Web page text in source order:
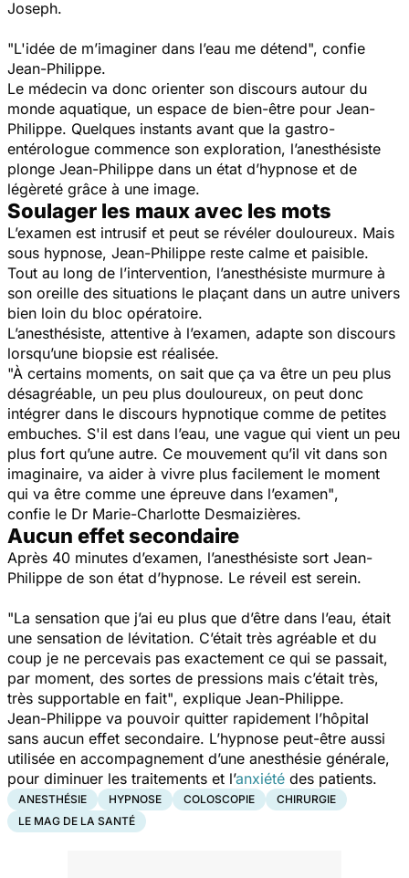
Joseph.
"L'idée de m’imaginer dans l’eau me détend", confie
Jean-Philippe.
Le médecin va donc orienter son discours autour du
monde aquatique, un espace de bien-être pour Jean-
Philippe. Quelques instants avant que la gastro-
entérologue commence son exploration, l’anesthésiste
plonge Jean-Philippe dans un état d’hypnose et de
légèreté grâce à une image.
Soulager les maux avec les mots
L’examen est intrusif et peut se révéler douloureux. Mais
sous hypnose, Jean-Philippe reste calme et paisible.
Tout au long de l’intervention, l’anesthésiste murmure à
son oreille des situations le plaçant dans un autre univers
bien loin du bloc opératoire.
L’anesthésiste, attentive à l’examen, adapte son discours
lorsqu’une biopsie est réalisée.
"À certains moments, on sait que ça va être un peu plus
désagréable, un peu plus douloureux, on peut donc
intégrer dans le discours hypnotique comme de petites
embuches. S'il est dans l’eau, une vague qui vient un peu
plus fort qu’une autre. Ce mouvement qu’il vit dans son
imaginaire, va aider à vivre plus facilement le moment
qui va être comme une épreuve dans l’examen",
confie le Dr Marie-Charlotte Desmaizières.
Aucun effet secondaire
Après 40 minutes d’examen, l’anesthésiste sort Jean-
Philippe de son état d’hypnose. Le réveil est serein.
"La sensation que j’ai eu plus que d’être dans l’eau, était
une sensation de lévitation. C’était très agréable et du
coup je ne percevais pas exactement ce qui se passait,
par moment, des sortes de pressions mais c’était très,
très supportable en fait", explique Jean-Philippe.
Jean-Philippe va pouvoir quitter rapidement l’hôpital
sans aucun effet secondaire. L’hypnose peut-être aussi
utilisée en accompagnement d’une anesthésie générale,
pour diminuer les traitements et l’anxiété des patients.
ANESTHÉSIE HYPNOSE COLOSCOPIE
CHIRURGIE
LE MAG DE LA SANTÉ